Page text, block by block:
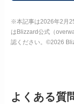
※本記事は2026年2月
はBlizzard公式（
認ください。©2026
よくある質